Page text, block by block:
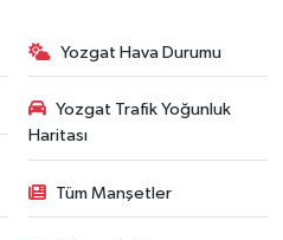
Yozgat Hava Durumu
Yozgat Trafik Yoğunluk
Haritası
Tüm Manşetler